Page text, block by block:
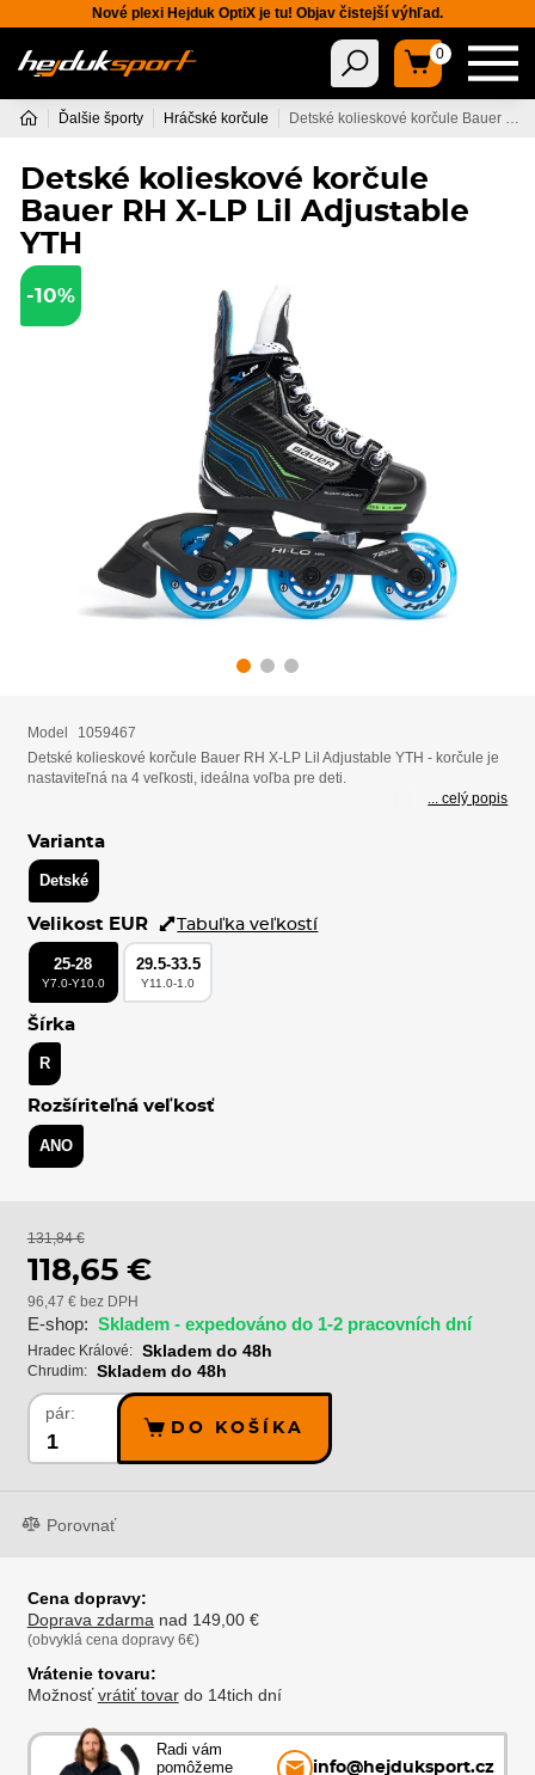
Nové plexi Hejduk OptiX je tu! Objav čistejší výhľad.
0
Ďalšie športy Hráčské korčule
Detské kolieskové korčule
Bauer RH X-LP Lil Adjustable
YTH
-10%
Model
1059467
Detské kolieskové korčule Bauer RH X-LP Lil Adjustable YTH - korčule je
nastaviteľná na 4 veľkosti, ideálna voľba pre deti.
... celý popis
Varianta
Detské
Velikost EUR Tabuľka veľkostí
25-28
Y7.0-Y10.0
29.5-33.5
Y11.0-1.0
Šírka
R
Rozšíriteľná veľkosť
ANO
131,84 €
118,65 €
96,47 € bez DPH
E-shop: Skladem - expedováno do 1-2 pracovních dní
Hradec Králové: Skladem do 48h
Chrudim: Skladem do 48h
pár:
DO KOŠÍKA
Porovnať
Cena dopravy:
Doprava zdarma nad 149,00 €
(obvyklá cena dopravy 6€)
Vrátenie tovaru:
Možnosťvrátiť tovardo 14tich dní
Radi vám
pomôžeme
info@hejduksport.cz